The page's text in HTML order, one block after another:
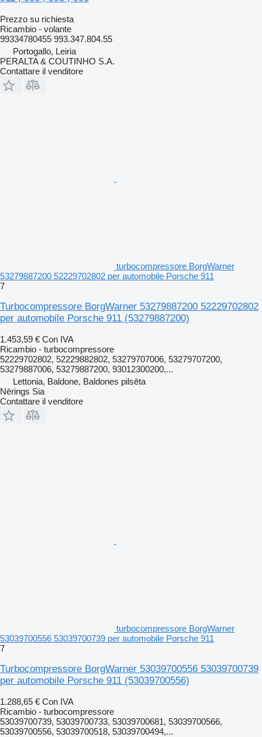
Prezzo su richiesta
Ricambio - volante
99334780455 993.347.804.55
Portogallo, Leiria
PERALTA & COUTINHO S.A.
Contattare il venditore
turbocompressore BorgWarner
53279887200 52229702802 per automobile Porsche 911
7
Turbocompressore BorgWarner 53279887200 52229702802
per automobile Porsche 911 (53279887200)
1.453,59 € Con IVA
Ricambio - turbocompressore
52229702802, 52229882802, 53279707006, 53279707200,
53279887006, 53279887200, 93012300200,...
Lettonia, Baldone, Baldones pilsēta
Nērings Sia
Contattare il venditore
turbocompressore BorgWarner
53039700556 53039700739 per automobile Porsche 911
7
Turbocompressore BorgWarner 53039700556 53039700739
per automobile Porsche 911 (53039700556)
1.288,65 € Con IVA
Ricambio - turbocompressore
53039700739, 53039700733, 53039700681, 53039700566,
53039700556, 53039700518, 53039700494,...